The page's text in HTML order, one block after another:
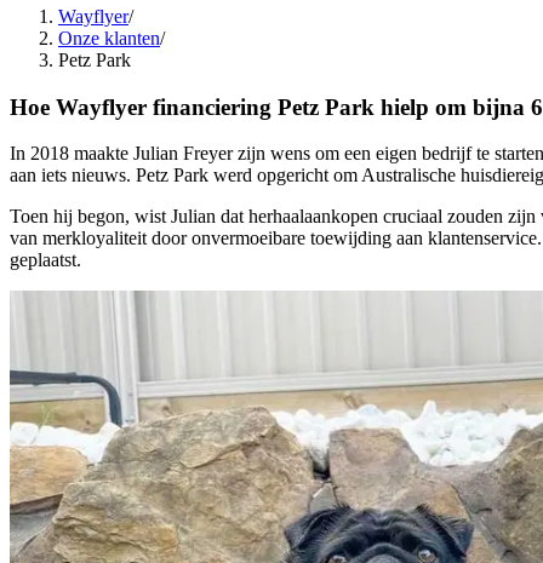
Wayflyer/
Onze klanten/
Petz Park
Hoe Wayflyer financiering Petz Park hielp om bijna
In 2018 maakte Julian Freyer zijn wens om een eigen bedrijf te
aan iets nieuws. Petz Park werd opgericht om Australische
Toen hij begon, wist Julian dat herhaalaankopen cruciaal zouden
van merkloyaliteit door onvermoeibare toewijding aan
geplaatst.